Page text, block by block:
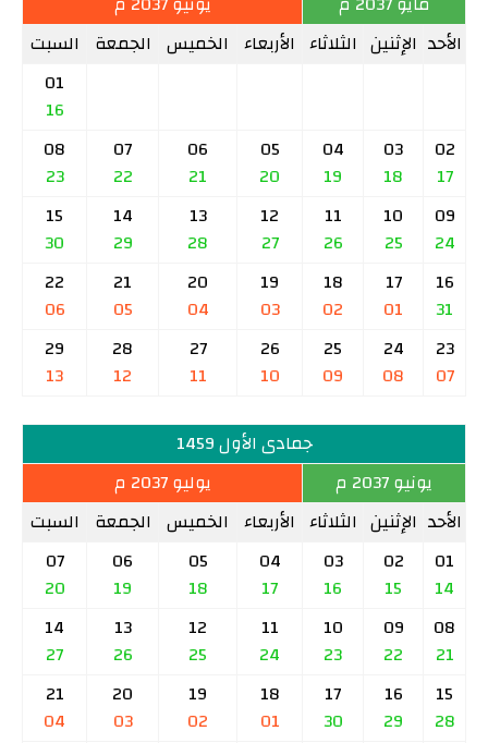
الأحد الإثنين الثلاثاء الأربعاء الخميس الجمعة السبت
01
16
02
17
03
18
04
19
05
20
06
21
07
22
08
23
09
24
10
25
11
26
12
27
13
28
14
29
15
30
16
31
17
01
18
02
19
03
20
04
21
05
22
06
23
07
24
08
25
09
26
10
27
11
28
12
29
13
جمادى الأول 1459
يونيو 2037 م
يوليو 2037 م
الأحد الإثنين الثلاثاء الأربعاء الخميس الجمعة السبت
01
14
02
15
03
16
04
17
05
18
06
19
07
20
08
21
09
22
10
23
11
24
12
25
13
26
14
27
15
28
16
29
17
30
18
01
19
02
20
03
21
04